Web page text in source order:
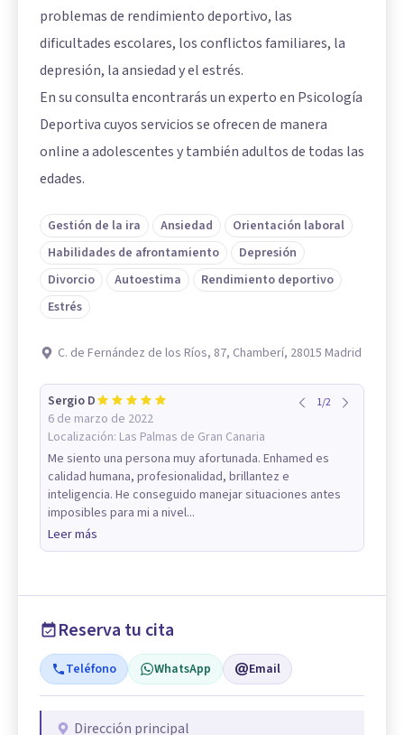
problemas de rendimiento deportivo, las
dificultades escolares, los conflictos familiares, la
depresión, la ansiedad y el estrés.
En su consulta encontrarás un experto en Psicología
Deportiva cuyos servicios se ofrecen de manera
online a adolescentes y también adultos de todas las
edades.
Gestión de la ira Ansiedad
Orientación laboral
Habilidades de afrontamiento
Depresión
Divorcio
Autoestima
Rendimiento deportivo
Estrés
C. de Fernández de los Ríos, 87, Chamberí, 28015 Madrid
Sergio D
6 de marzo de 2022
Localización: Las Palmas de Gran Canaria
1/2
Me siento una persona muy afortunada. Enhamed es
calidad humana, profesionalidad, brillantez e
inteligencia. He conseguido manejar situaciones antes
imposibles para mi a nivel...
Leer más
Reserva tu cita
Teléfono WhatsApp Email
Dirección principal